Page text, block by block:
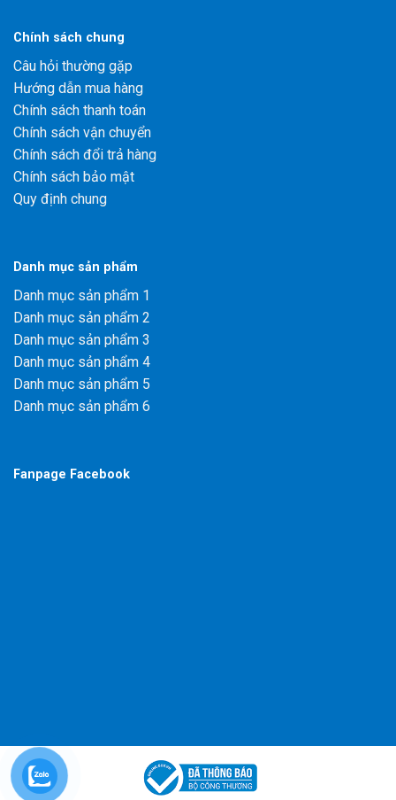
Chính sách chung
Câu hỏi thường gặp
Hướng dẫn mua hàng
Chính sách thanh toán
Chính sách vận chuyển
Chính sách đổi trả hàng
Chính sách bảo mật
Quy định chung
Danh mục sản phẩm
Danh mục sản phẩm 1
Danh mục sản phẩm 2
Danh mục sản phẩm 3
Danh mục sản phẩm 4
Danh mục sản phẩm 5
Danh mục sản phẩm 6
Fanpage Facebook